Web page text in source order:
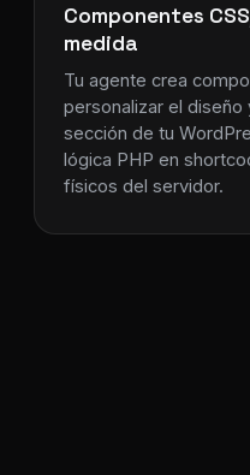
Componentes
medida
Tu agente crea
personalizar el diseño
sección de tu
lógica PHP en
físicos del servidor.